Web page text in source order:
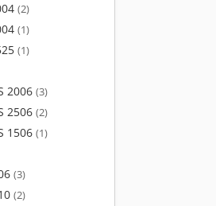
(2)
(1)
(1)
2006 (3)
2506 (2)
1506 (1)
(3)
(2)